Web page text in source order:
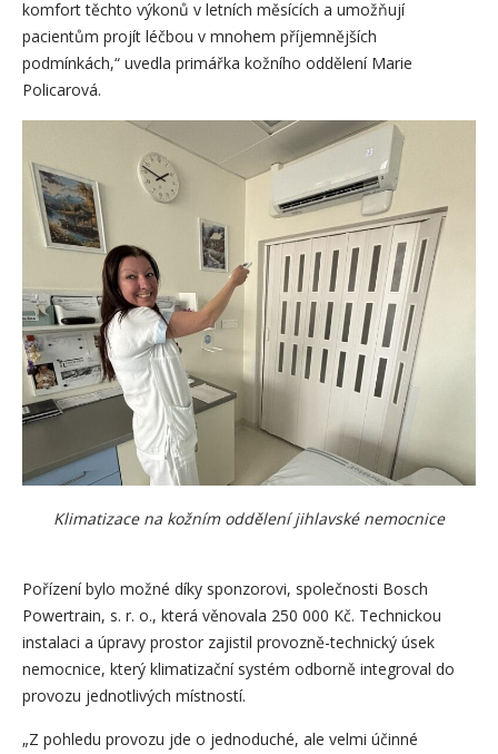
komfort těchto výkonů v letních měsících a umožňují
pacientům projít léčbou v mnohem příjemnějších
podmínkách,“ uvedla primářka kožního oddělení Marie
Policarová.
Klimatizace na kožním oddělení jihlavské nemocnice
Pořízení bylo možné díky sponzorovi, společnosti Bosch
Powertrain, s. r. o., která věnovala 250 000 Kč. Technickou
instalaci a úpravy prostor zajistil provozně-technický úsek
nemocnice, který klimatizační systém odborně integroval do
provozu jednotlivých místností.
„Z pohledu provozu jde o jednoduché, ale velmi účinné